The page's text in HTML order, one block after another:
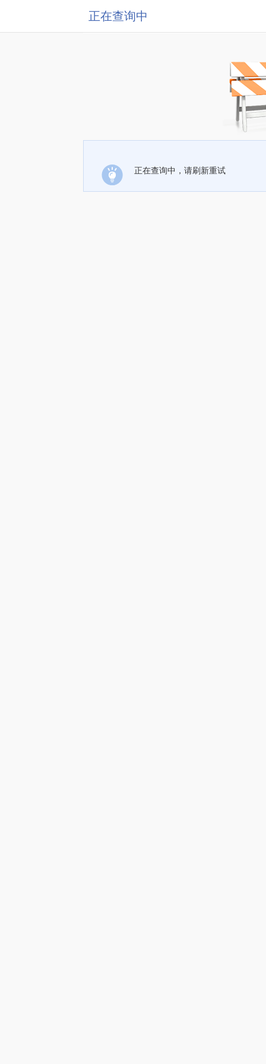
正在查询中
正在查询中，请刷新重试